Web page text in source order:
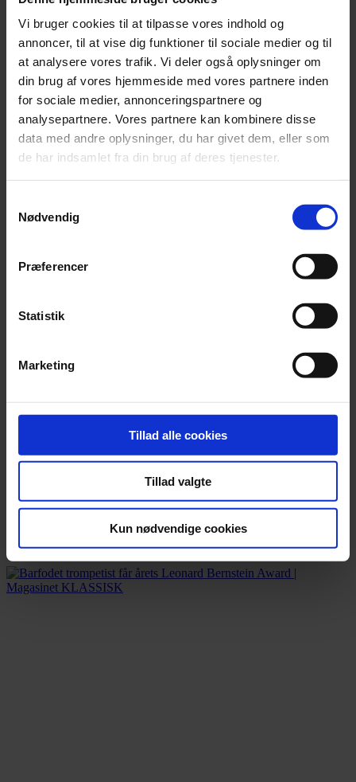
Vi bruger cookies til at tilpasse vores indhold og
annoncer, til at vise dig funktioner til sociale medier og til
at analysere vores trafik. Vi deler også oplysninger om
din brug af vores hjemmeside med vores partnere inden
for sociale medier, annonceringspartnere og
analysepartnere. Vores partnere kan kombinere disse
data med andre oplysninger, du har givet dem, eller som
de har indsamlet fra din brug af deres tjenester.
Nødvendig
Præferencer
Statistik
Marketing
Tillad alle cookies
Tillad valgte
Kun nødvendige cookies
Nyhed
Orkesterledelse forbyder røde nelliker
Over 2.000 nelliker er uddelt i solidaritet med chefdirigenten, men
Nye Bach-fund kaster lys over Leipzig
Breve og ansøgninger giver ny indsigt i kirkemusikken i 1700-tallet.